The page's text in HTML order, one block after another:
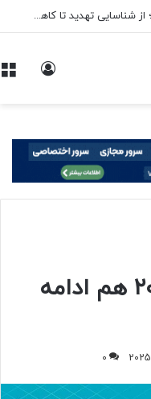
روش‌های جلوگیری از حملات Zero-Day؛ از شناسایی تهدید تا کاهش ریسک
کووید-۱۹ در سال ۲۰۲۵ هم ادامه
0